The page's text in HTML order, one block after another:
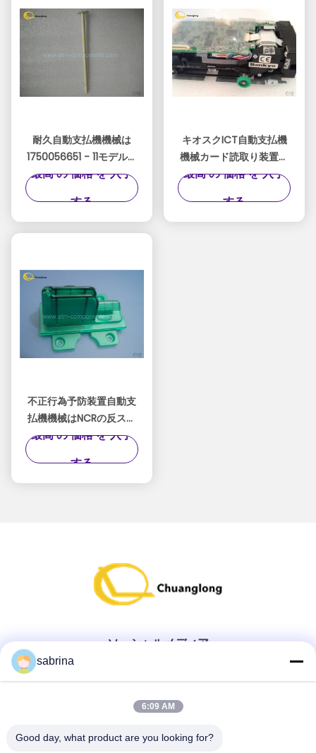
耐久自動支払機機械は
1750056651 - 11モデル使
いやすい注文のサイズを
最高 の 価格 を 入手
する
キオスクICT自動支払機
機械カード読取り装置、
Sankyo Ncrの予備品3K7
最高 の 価格 を 入手
する
不正行為予防装置自動支
払機機械はNCRの反スキ
マーの緑色の耐久財を分
最高 の 価格 を 入手
する
ソーシャルメディア
クイックコンタクト
テレ
sabrina
6:09 AM
Good day, what product are you looking for?